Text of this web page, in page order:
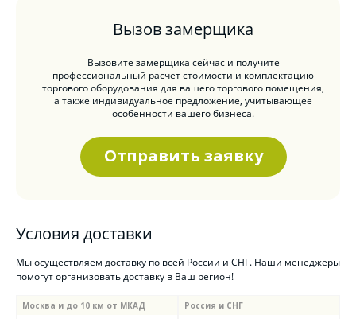
Вызов замерщика
Вызовите замерщика сейчас и получите
профессиональный расчет стоимости и комплектацию
торгового оборудования для вашего торгового помещения,
а также индивидуальное предложение, учитывающее
особенности вашего бизнеса.
Отправить заявку
Условия доставки
Мы осуществляем доставку по всей России и СНГ. Наши менеджеры
помогут организовать доставку в Ваш регион!
Москва и до 10 км от МКАД
Россия и СНГ